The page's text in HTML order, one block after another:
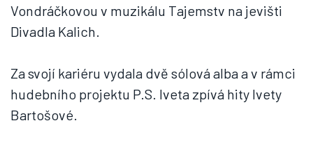
Vondráčkovou v muzikálu Tajemstv na jevišti
Divadla Kalich.
Za svojí kariéru vydala dvě sólová alba a v rámci
hudebního projektu P.S. Iveta zpívá hity Ivety
Bartošové.